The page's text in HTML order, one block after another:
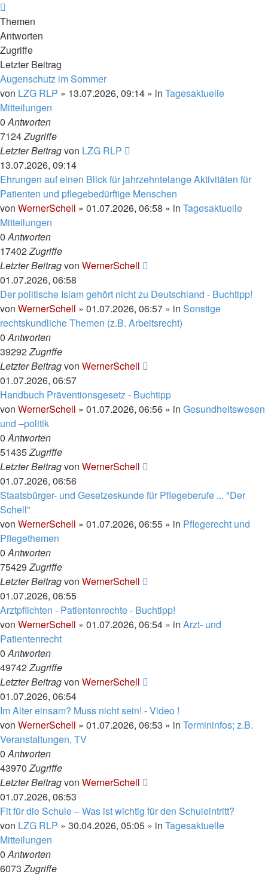
Themen
Antworten
Zugriffe
Letzter Beitrag
Augenschutz im Sommer
von LZG RLP » 13.07.2026, 09:14 » in Tagesaktuelle
Mitteilungen
0Antworten
7124Zugriffe
Letzter Beitragvon LZG RLP
13.07.2026, 09:14
Ehrungen auf einen Blick für jahrzehntelange Aktivitäten für
Patienten und pflegebedürftige Menschen
von WernerSchell » 01.07.2026, 06:58 » in Tagesaktuelle
Mitteilungen
0Antworten
17402Zugriffe
Letzter Beitragvon WernerSchell
01.07.2026, 06:58
Der politische Islam gehört nicht zu Deutschland - Buchtipp!
von WernerSchell » 01.07.2026, 06:57 » in Sonstige
rechtskundliche Themen (z.B. Arbeitsrecht)
0Antworten
39292Zugriffe
Letzter Beitragvon WernerSchell
01.07.2026, 06:57
Handbuch Präventionsgesetz - Buchtipp
von WernerSchell » 01.07.2026, 06:56 » in Gesundheitswesen
und –politik
0Antworten
51435Zugriffe
Letzter Beitragvon WernerSchell
01.07.2026, 06:56
Staatsbürger- und Gesetzeskunde für Pflegeberufe ... "Der
Schell"
von WernerSchell » 01.07.2026, 06:55 » in Pflegerecht und
Pflegethemen
0Antworten
75429Zugriffe
Letzter Beitragvon WernerSchell
01.07.2026, 06:55
Arztpflichten - Patientenrechte - Buchtipp!
von WernerSchell » 01.07.2026, 06:54 » in Arzt- und
Patientenrecht
0Antworten
49742Zugriffe
Letzter Beitragvon WernerSchell
01.07.2026, 06:54
Im Alter einsam? Muss nicht sein! - Video !
von WernerSchell » 01.07.2026, 06:53 » in Termininfos; z.B.
Veranstaltungen, TV
0Antworten
43970Zugriffe
Letzter Beitragvon WernerSchell
01.07.2026, 06:53
Fit für die Schule – Was ist wichtig für den Schuleintritt?
von LZG RLP » 30.04.2026, 05:05 » in Tagesaktuelle
Mitteilungen
0Antworten
6073Zugriffe